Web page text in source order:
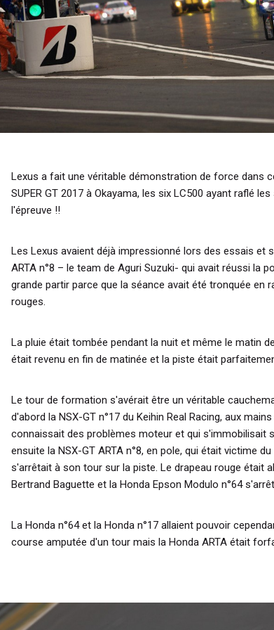
Lexus a fait une véritable démonstration de force dans
SUPER GT 2017 à Okayama, les six LC500 ayant raflé
l'épreuve !!
Les Lexus avaient déjà impressionné lors des essais et
ARTA n°8 – le team de Aguri Suzuki- qui avait réussi la
grande partir parce que la séance avait été tronquée en
rouges.
La pluie était tombée pendant la nuit et même le matin
était revenu en fin de matinée et la piste était
Le tour de formation s'avérait être un véritable
d'abord la NSX-GT n°17 du Keihin Real Racing, aux
connaissait des problèmes moteur et qui s'immobilisait
ensuite la NSX-GT ARTA n°8, en pole, qui était victime
s'arrêtait à son tour sur la piste. Le drapeau rouge était
Bertrand Baguette et la Honda Epson Modulo n°64
La Honda n°64 et la Honda n°17 allaient pouvoir
course amputée d'un tour mais la Honda ARTA était